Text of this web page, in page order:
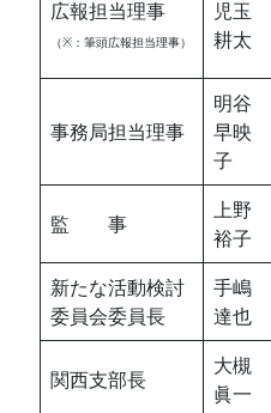
広報担当理事
（※：筆頭広報担当理事）
児玉
耕太
事務局担当理事
明谷
早映
子
監 事
上野
裕子
新たな活動検討
委員会委員長
手嶋
達也
関西支部長
大槻
眞一